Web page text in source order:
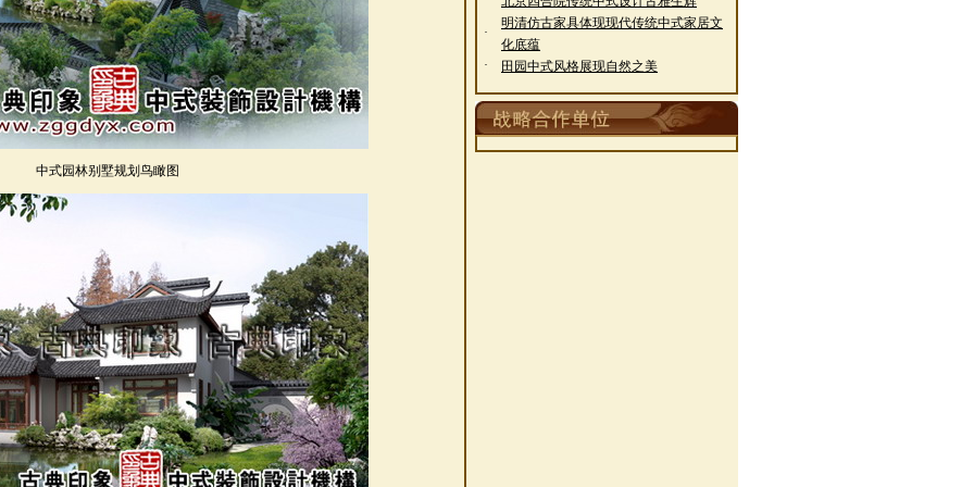
中式园林别墅规划鸟瞰图
·
明清仿古家具体现现代传统中式家居文
化底蕴
·
田园中式风格展现自然之美